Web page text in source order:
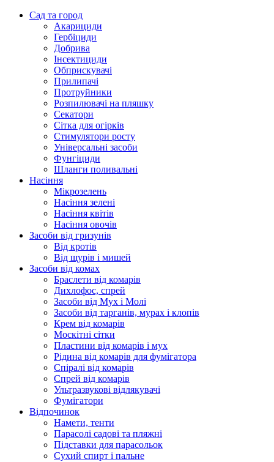
Сад та город
Акарициди
Гербіциди
Добрива
Інсектициди
Обприскувачі
Прилипачі
Протруйники
Розпилювачі на пляшку
Секатори
Сітка для огірків
Стимулятори росту
Універсальні засоби
Фунгіциди
Шланги поливальні
Насіння
Мікрозелень
Насіння зелені
Насіння квітів
Насіння овочів
Засоби від гризунів
Від кротів
Від щурів і мишей
Засоби від комах
Браслети від комарів
Дихлофос, спрей
Засоби від Мух і Молі
Засоби від тарганів, мурах і клопів
Крем від комарів
Москітні сітки
Пластини від комарів і мух
Рідина від комарів для фумігатора
Спіралі від комарів
Спрей від комарів
Ультразвукові відлякувачі
Фумігатори
Відпочинок
Намети, тенти
Парасолі садові та пляжні
Підставки для парасольок
Сухий спирт і пальне